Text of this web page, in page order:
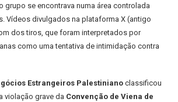
grupo se encontrava numa área controlada
Vídeos divulgados na plataforma X (antigo
dos tiros, que foram interpretados por
como uma tentativa de intimidação contra
Estrangeiros Palestiniano classificou
violação grave da Convenção de Viena de